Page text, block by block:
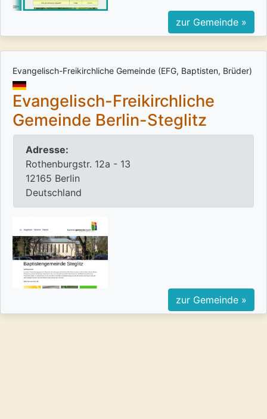
zur Gemeinde »
Evangelisch-Freikirchliche Gemeinde (EFG, Baptisten, Brüder)
Evangelisch-Freikirchliche
Gemeinde Berlin-Steglitz
Adresse:
Rothenburgstr. 12a - 13
12165 Berlin
Deutschland
zur Gemeinde »